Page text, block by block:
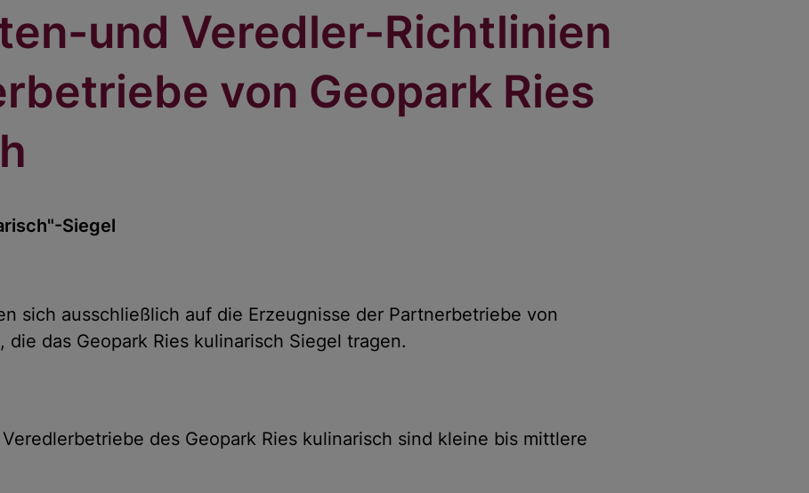
und Veredler-Richtlinien
von Geopark Ries
Siegel
sich ausschließlich auf die Erzeugnisse der Partnerbetriebe von
die das Geopark Ries kulinarisch Siegel tragen.
des Geopark Ries kulinarisch sind kleine bis mittlere